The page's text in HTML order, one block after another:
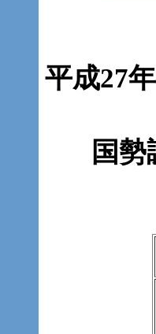
平成27
国